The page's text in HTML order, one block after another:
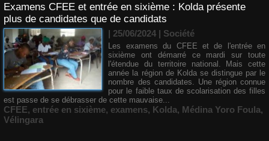
Examens CFEE et entrée en sixième : Kolda présente
plus de candidates que de candidats
| 25/06/2024 | Société
Les examens du CFEE et de l'entrée en
sixième ont démarré ce mardi sur toute
l'étendue du territoire national. Mais cette
année la région de Kolda se distingue par le
nombre des candidates. Une région connue
pour le faible taux de scolarisation des filles
est passe de se débrasser de cette mauvaise...
CFEE, entrée en sixième, examens, Kolda, Médina Yoro Foula,
Vélingara